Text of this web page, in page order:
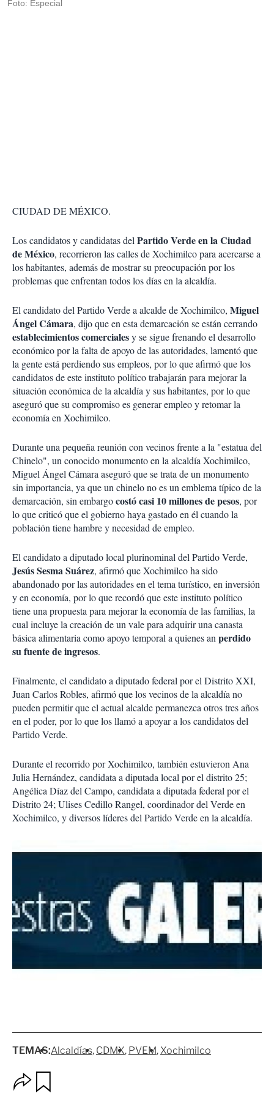
Foto: Especial
CIUDAD DE MÉXICO.
Los candidatos y candidatas delPartido Verde en la Ciudad
de México, recorrieron las calles de Xochimilco para acercarse a
los habitantes, además de mostrar su preocupación por los
problemas que enfrentan todos los días en la alcaldía.
El candidato del Partido Verde a alcalde de Xochimilco, Miguel
Ángel Cámara, dijo que en esta demarcación se están cerrando
establecimientos comercialesy se sigue frenando el desarrollo
económico por la falta de apoyo de las autoridades, lamentó que
la gente está perdiendo sus empleos, por lo que afirmó que los
candidatos de este instituto político trabajarán para mejorar la
situación económica de la alcaldía y sus habitantes, por lo que
aseguró que su compromiso es generar empleo y retomar la
economía en Xochimilco.
Durante una pequeña reunión con vecinos frente a la "estatua del
Chinelo", un conocido monumento en la alcaldía Xochimilco,
Miguel Ángel Cámara aseguró que se trata de un monumento
sin importancia, ya que un chinelo no es un emblema típico de la
demarcación, sin embargocostó casi 10 millones de pesos, por
lo que criticó que el gobierno haya gastado en él cuando la
población tiene hambre y necesidad de empleo.
El candidato a diputado local plurinominal del Partido Verde,
Jesús Sesma Suárez, afirmó que Xochimilco ha sido
abandonado por las autoridades en el tema turístico, en inversión
y en economía, por lo que recordó que este instituto político
tiene una propuesta para mejorar la economía de las familias, la
cual incluye la creación de un vale para adquirir una canasta
básica alimentaria como apoyo temporal a quienes anperdido
su fuente de ingresos.
Finalmente, el candidato a diputado federal por el Distrito XXI,
Juan Carlos Robles, afirmó que los vecinos de la alcaldía no
pueden permitir que el actual alcalde permanezca otros tres años
en el poder, por lo que los llamó a apoyar a los candidatos del
Partido Verde.
Durante el recorrido por Xochimilco, también estuvieron Ana
Julia Hernández, candidata a diputada local por el distrito 25;
Angélica Díaz del Campo, candidata a diputada federal por el
Distrito 24; Ulises Cedillo Rangel, coordinador del Verde en
Xochimilco, y diversos líderes del Partido Verde en la alcaldía.
TEMAS:Alcaldías CDMX PVEM Xochimilco